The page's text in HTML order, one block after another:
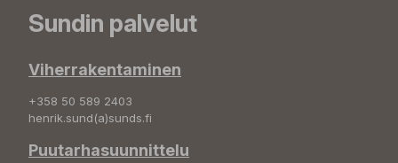
Sundin palvelut
Viherrakentaminen
+358 50 589 2403
henrik.sund(a)sunds.fi
Puutarhasuunnittelu